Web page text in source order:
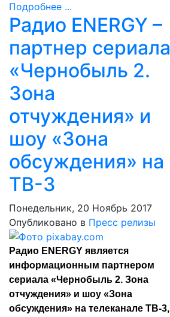
Подробнее ...
Радио ENERGY –
партнер сериала
«Чернобыль 2.
Зона
отчуждения» и
шоу «Зона
обсуждения» на
ТВ-3
Понедельник, 20 Ноябрь 2017
Опубликовано в Пресс релизы
Радио ENERGY является
информационным партнером
сериала «Чернобыль 2. Зона
отчуждения» и шоу «Зона
обсуждения» на телеканале ТВ-3,